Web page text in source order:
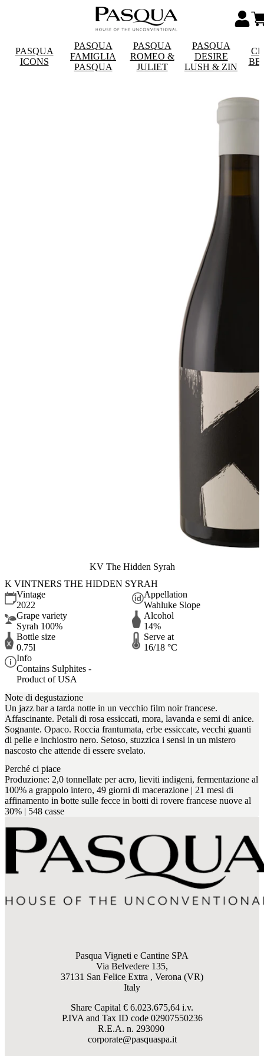
PASQUA
ICONS
PASQUA
FAMIGLIA
PASQUA
PASQUA
ROMEO &
JULIET
PASQUA
DESIRE
LUSH & ZIN
KV The Hidden Syrah
K VINTNERS THE HIDDEN SYRAH
Vintage
2022
Appellation
Wahluke Slope
Grape variety
Syrah 100%
Alcohol
14%
Bottle size
0.75l
Serve at
16/18 °C
Info
Contains Sulphites -
Product of USA
Note di degustazione
Un jazz bar a tarda notte in un vecchio film noir francese.
Affascinante. Petali di rosa essiccati, mora, lavanda e semi di anice.
Sognante. Opaco. Roccia frantumata, erbe essiccate, vecchi guanti
di pelle e inchiostro nero. Setoso, stuzzica i sensi in un mistero
nascosto che attende di essere svelato.
Perché ci piace
Produzione: 2,0 tonnellate per acro, lieviti indigeni, fermentazione al
100% a grappolo intero, 49 giorni di macerazione | 21 mesi di
affinamento in botte sulle fecce in botti di rovere francese nuove al
30% | 548 casse
Pasqua Vigneti e Cantine SPA
Via Belvedere 135,
37131 San Felice Extra , Verona (VR)
Italy
Share Capital € 6.023.675,64 i.v.
P.IVA and Tax ID code 02907550236
R.E.A. n. 293090
corporate@pasquaspa.it